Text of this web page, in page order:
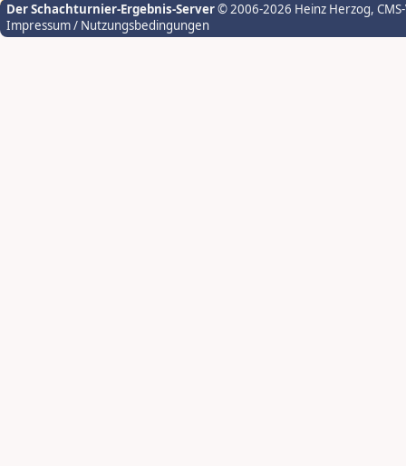
Der Schachturnier-Ergebnis-Server© 2006-2026 Heinz Herzog,
Impressum / Nutzungsbedingungen